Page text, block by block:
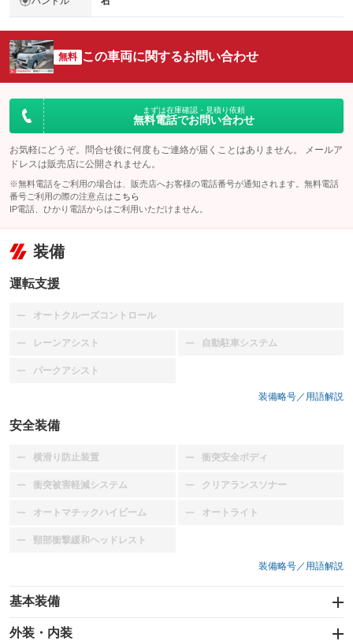
無料 この車両に関するお問い合わせ
まずは在庫確認・見積り依頼
無料電話でお問い合わせ
お気軽にどうぞ。問合せ後に何度もご連絡が届くことはありません。 メールア
ドレスは販売店に公開されません。
※無料電話をご利用の場合は、販売店へお客様の電話番号が通知されます。無料電話
番号ご利用の際の注意点は こちら
IP電話、ひかり電話からはご利用いただけません。
装備
運転支援
オートクルーズコントロール
：装備なし
レーンアシスト
：装備なし 自動駐車システム
：装備なし
パークアシスト
：装備なし
装備略号／用語解説
安全装備
横滑り防止装置
：装備なし 衝突安全ボディ
：装備なし
衝突被害軽減システム
：装備なし クリアランスソナー
：装備なし
オートマチックハイビーム
：装備なし オートライト
：装備なし
頸部衝撃緩和ヘッドレスト
：装備なし
装備略号／用語解説
基本装備
エアバッグ：運転席
：装備あり
外装・内装